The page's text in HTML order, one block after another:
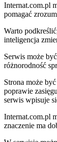
Internat.com.pl
pomagać
Warto
inteligencja
Serwis może
różnorodność
Strona może
poprawie
serwis wpisuje
Internat.com.pl
znaczenie ma